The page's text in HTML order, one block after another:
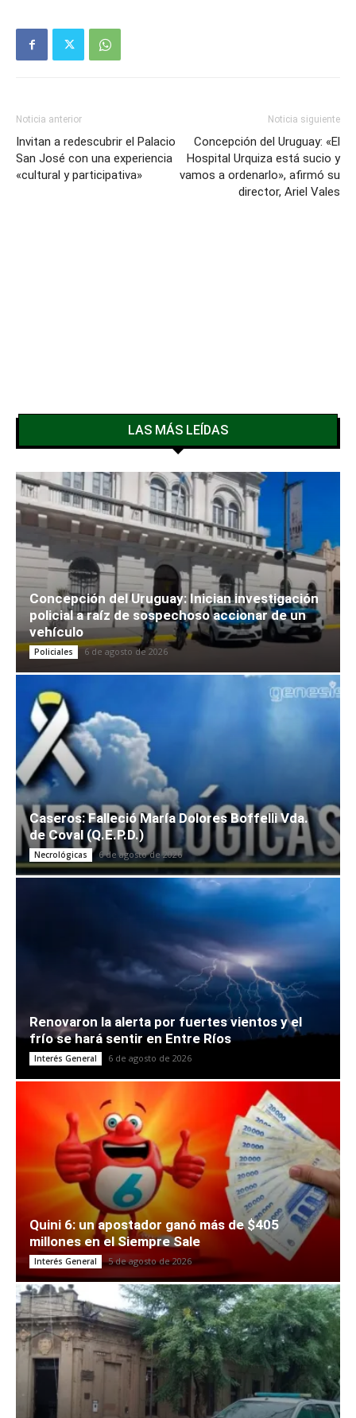
Noticia anterior
Invitan a redescubrir el Palacio
San José con una experiencia
«cultural y participativa»
Noticia siguiente
Concepción del Uruguay: «El
Hospital Urquiza está sucio y
vamos a ordenarlo», afirmó su
director, Ariel Vales
LAS MÁS LEÍDAS
Concepción del Uruguay: Inician investigación
policial a raíz de sospechoso accionar de un
vehículo
Policiales 6 de agosto de 2026
Caseros: Falleció María Dolores Boffelli Vda.
de Coval (Q.E.P.D.)
Necrológicas 6 de agosto de 2026
Renovaron la alerta por fuertes vientos y el
frío se hará sentir en Entre Ríos
Interés General 6 de agosto de 2026
Quini 6: un apostador ganó más de $405
millones en el Siempre Sale
Interés General 5 de agosto de 2026